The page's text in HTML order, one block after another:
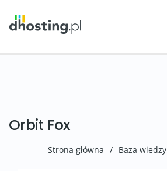
Orbit Fox
Strona główna / Baza wiedzy